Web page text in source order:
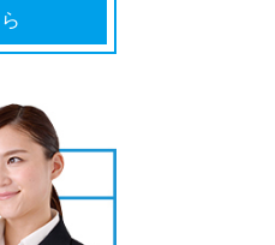
死亡事故